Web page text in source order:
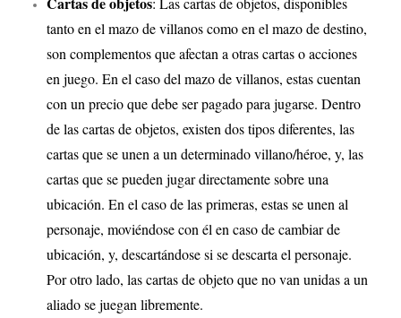
tanto en el mazo de villanos como en el mazo de destino,
son complementos que afectan a otras cartas o acciones
en juego. En el caso del mazo de villanos, estas cuentan
con un precio que debe ser pagado para jugarse. Dentro
de las cartas de objetos, existen dos tipos diferentes, las
cartas que se unen a un determinado villano/héroe, y, las
cartas que se pueden jugar directamente sobre una
ubicación. En el caso de las primeras, estas se unen al
personaje, moviéndose con él en caso de cambiar de
ubicación, y, descartándose si se descarta el personaje.
Por otro lado, las cartas de objeto que no van unidas a un
aliado se juegan libremente.